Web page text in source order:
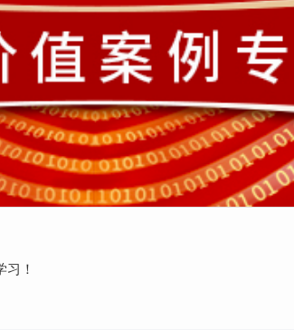
！